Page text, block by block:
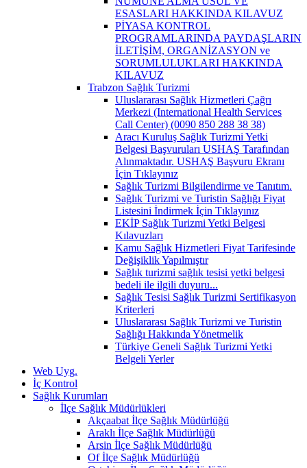
ESASLARI HAKKINDA KILAVUZ
PİYASA KONTROL
PROGRAMLARINDA PAYDAŞLARIN
İLETİŞİM, ORGANİZASYON ve
SORUMLULUKLARI HAKKINDA
KILAVUZ
Trabzon Sağlık Turizmi
Uluslararası Sağlık Hizmetleri Çağrı
Merkezi (International Health Services
Call Center) (0090 850 288 38 38)
Aracı Kuruluş Sağlık Turizmi Yetki
Belgesi Başvuruları USHAŞ Tarafından
Alınmaktadır. USHAŞ Başvuru Ekranı
İçin Tıklayınız
Sağlık Turizmi Bilgilendirme ve Tanıtım.
Sağlık Turizmi ve Turistin Sağlığı Fiyat
Listesini İndirmek İçin Tıklayınız
EKİP Sağlık Turizmi Yetki Belgesi
Kılavuzları
Kamu Sağlık Hizmetleri Fiyat Tarifesinde
Değişiklik Yapılmıştır
Sağlık turizmi sağlık tesisi yetki belgesi
bedeli ile ilgili duyuru...
Sağlık Tesisi Sağlık Turizmi Sertifikasyon
Kriterleri
Uluslararası Sağlık Turizmi ve Turistin
Sağlığı Hakkında Yönetmelik
Türkiye Geneli Sağlık Turizmi Yetki
Belgeli Yerler
Web Uyg.
İç Kontrol
Sağlık Kurumları
İlçe Sağlık Müdürlükleri
Akçaabat İlçe Sağlık Müdürlüğü
Araklı İlçe Sağlık Müdürlüğü
Arsin İlçe Sağlık Müdürlüğü
Of İlçe Sağlık Müdürlüğü